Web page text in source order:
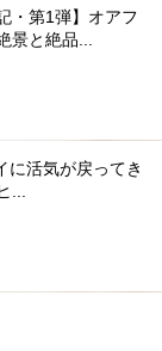
・第1弾】オアフ
景と絶品...
に活気が戻ってき
...